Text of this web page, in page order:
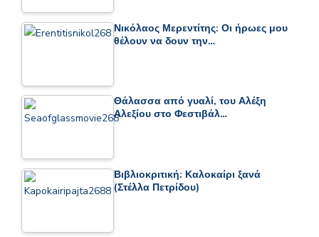
Νικόλαος Μερεντίτης: Οι ήρωες μου
θέλουν να δουν την…
Θάλασσα από γυαλί, του Αλέξη
Αλεξίου στο Φεστιβάλ…
Βιβλιοκριτική: Καλοκαίρι ξανά
(Στέλλα Πετρίδου)